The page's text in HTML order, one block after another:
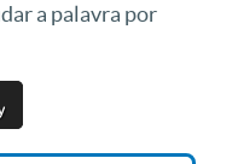
a palavra por